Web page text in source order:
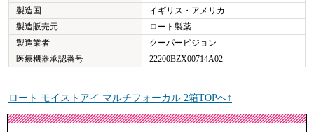
製造国
イギリス・アメリカ
製造販売元
ロート製薬
製造業者
クーパービジョン
医療機器承認番号
22200BZX00714A02
ロート モイストアイ マルチフォーカル 2箱TOPへ↑